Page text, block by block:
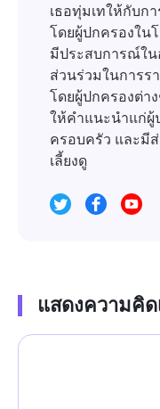
เธอทุ่มเทให้กับก
โดยผู้ปกครองใน
มีประสบการณ์ใน
ส่วนร่วมในการร
โดยผู้ปกครองต่า
ให้คำแนะนำแก่ผู้
ครอบครัว และมี
เลี้ยงดู
แสดงความคิ